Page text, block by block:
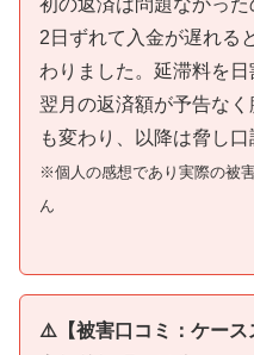
2日ずれて入金が遅れる
わりました。延滞料を日
翌月の返済額が予告な
も変わり、以降は脅し口
※個人の感想であり実際の被
ん
⚠️【被害口コミ：ケース